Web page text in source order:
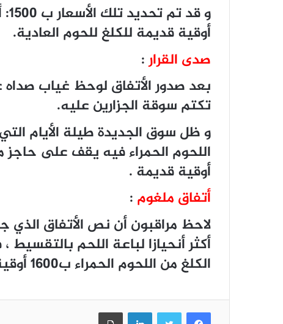
أوقية قديمة للكلغ ﻟﻠﺤﻮﻡ ﺍﻟﻌﺎﺩﻳﺔ.
صدى القرار:
بعد صدور الأتفاق لوحظ غياب
تكتم سوقة الجزارين عليه.
و ظل سوق الجديدة طيلة الأيام
أوقية قديمة .
أتفاق ملغوم :
لاحظ مراقبون أن نص الأتفاق الذي
أكثر أنحيازا لباعة اللحم
الكلغ من اللحوم الحمراء ب1600 أوقية قديمة ، إذا كانت جيدة ( الفلك ) .
فيسبوك تويتر لينكدإن طباعة